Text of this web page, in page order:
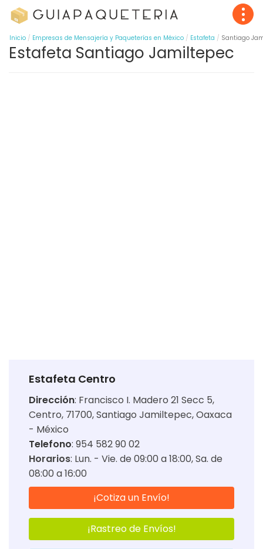
Inicio Empresas de Mensajería y Paqueterías en México Estafeta Santiago
Estafeta Santiago Jamiltepec
Estafeta Centro
Dirección: Francisco I. Madero 21 Secc 5,
Centro, 71700, Santiago Jamiltepec, Oaxaca
- México
Telefono: 954 582 90 02
Horarios: Lun. - Vie. de 09:00 a 18:00 Sa. de
08:00 a 16:00
¡Cotiza un Envío!
¡Rastreo de Envíos!